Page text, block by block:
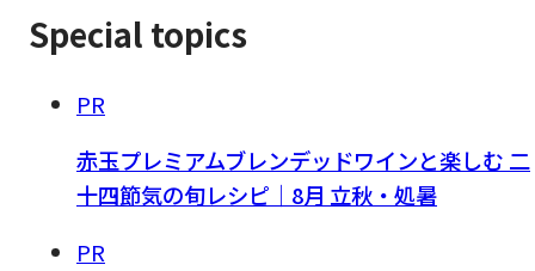
Special topics
PR
赤玉プレミアムブレンデッドワインと楽しむ 二
十四節気の旬レシピ｜8月 立秋・処暑
PR